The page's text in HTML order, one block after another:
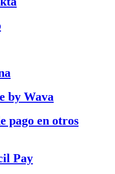
by Wava
pago en otros
Pay